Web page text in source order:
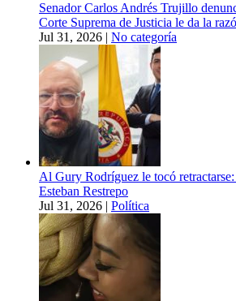
Senador Carlos Andrés Trujillo
Corte Suprema de Justicia le da la
Jul 31, 2026 | No categoría
Al Gury Rodríguez le tocó retractarse:
Esteban Restrepo
Jul 31, 2026 | Política